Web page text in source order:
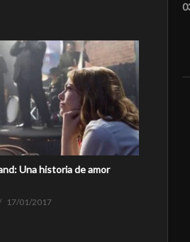
Una historia de amor
17/01/2017